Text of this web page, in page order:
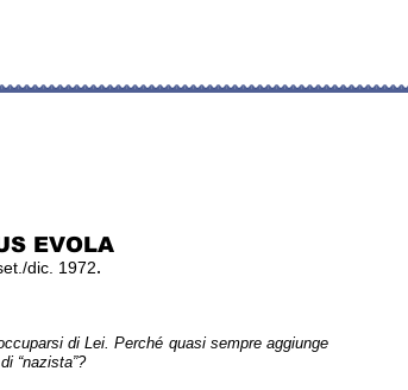
EVOLA
dic. 1972.
di Lei. Perché quasi sempre aggiunge
“nazista”?